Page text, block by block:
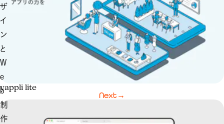
ザ
イ
ン
と
W
e
b
制
作
yappli lite
Next →